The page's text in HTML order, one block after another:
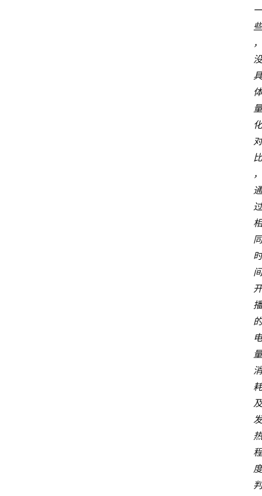
一
些
，
没
具
体
量
化
对
比
，
通
过
相
同
时
间
开
播
的
电
量
消
耗
及
发
热
程
度
判